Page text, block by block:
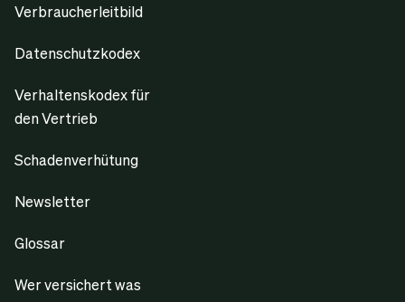
Verbraucherleitbild
Datenschutzkodex
Verhaltenskodex für
den Vertrieb
Schadenverhütung
Newsletter
Glossar
Wer versichert was